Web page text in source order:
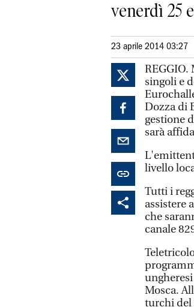
venerdì 25
23 aprile 2014 03:27
singoli e
Dozza di
gestione
sarà
livello
Tutti i
assistere
che
canale
Mosca.
turchi del